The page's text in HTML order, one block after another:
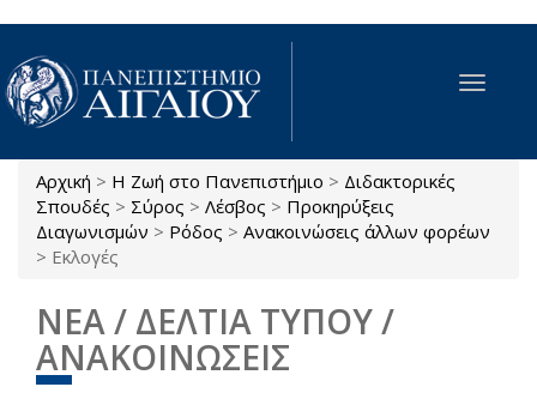
Παράκαμψη προς το κυρίως περιεχόμενο
Toggle
Είστε εδώ
Αρχική > Η Ζωή στο Πανεπιστήμιο > Διδακτορικές
Σπουδές > Σύρος > Λέσβος > Προκηρύξεις
Διαγωνισμών > Ρόδος > Ανακοινώσεις άλλων φορέων
> Εκλογές
ΝΕΑ / ΔΕΛΤΙΑ ΤΥΠΟΥ /
ΑΝΑΚΟΙΝΩΣΕΙΣ